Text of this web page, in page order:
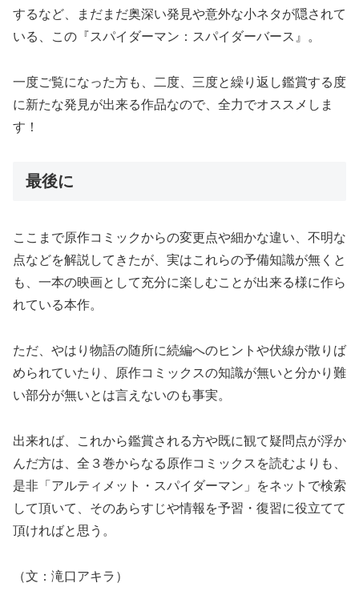
するなど、まだまだ奥深い発見や意外な小ネタが隠されて
いる、この『スパイダーマン：スパイダーバース』。
一度ご覧になった方も、二度、三度と繰り返し鑑賞する度
に新たな発見が出来る作品なので、全力でオススメしま
す！
最後に
ここまで原作コミックからの変更点や細かな違い、不明な
点などを解説してきたが、実はこれらの予備知識が無くと
も、一本の映画として充分に楽しむことが出来る様に作ら
れている本作。
ただ、やはり物語の随所に続編へのヒントや伏線が散りば
められていたり、原作コミックスの知識が無いと分かり難
い部分が無いとは言えないのも事実。
出来れば、これから鑑賞される方や既に観て疑問点が浮か
んだ方は、全３巻からなる原作コミックスを読むよりも、
是非「アルティメット・スパイダーマン」をネットで検索
して頂いて、そのあらすじや情報を予習・復習に役立てて
頂ければと思う。
（文：滝口アキラ）